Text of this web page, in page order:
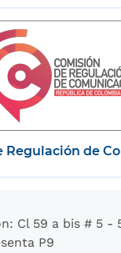
Regulación de
Cl 59 a bis # 5 -
P9